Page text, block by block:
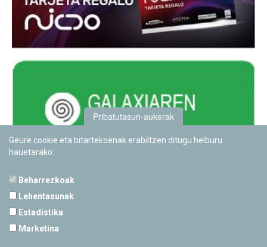
Pribatutasun-aukerak
Geure cookie eta bitartekoenak erabiltzen ditugu helburu
hauetarako:
Beharrezkoak
Lehentasunak
Estadistika
Marketina